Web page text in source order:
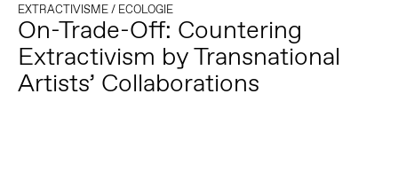
EXTRACTIVISME/ ECOLOGIE
On-Trade-Off: Countering
Extractivism by Transnational
Artists’ Collaborations